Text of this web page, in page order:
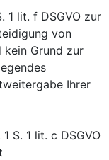
1 lit. f DSGVO zur
von
kein Grund zur
Ihrer
S. 1 lit. c DSGVO